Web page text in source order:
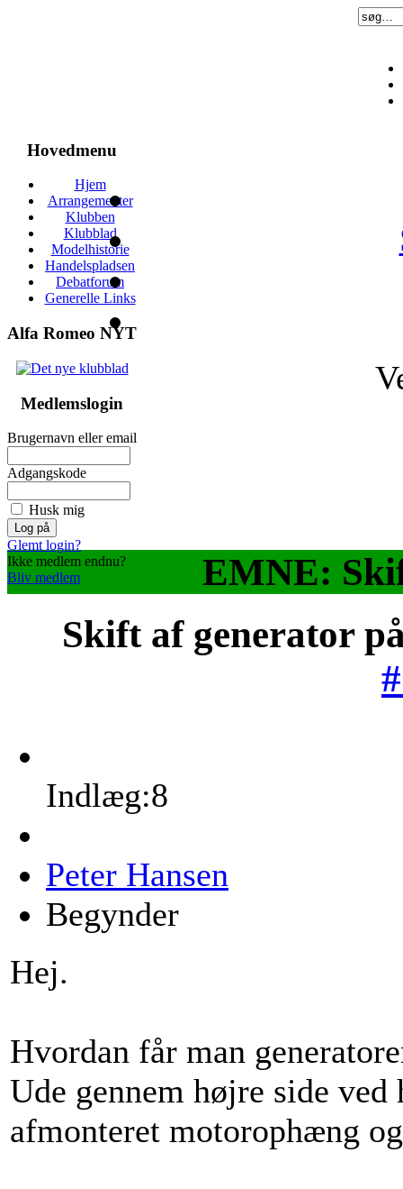
Hovedmenu
Hjem
Arrangementer
Klubben
Klubblad
Modelhistorie
Handelspladsen
Debatforum
Generelle Links
Alfa Romeo NYT
Medlemslogin
Brugernavn eller email
Adgangskode
Husk mig
Glemt login?
Ikke medlem endnu?
Bliv medlem
EMNE:
Skift af generator
Indlæg:8
Peter Hansen
Begynder
Hej.
Hvordan får man
Ude gennem højre side
afmonteret motorophæng